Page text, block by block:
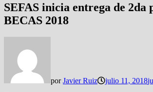
SEFAS inicia entrega de 2da
BECAS 2018
porJavier Ruiz julio 11, 2018